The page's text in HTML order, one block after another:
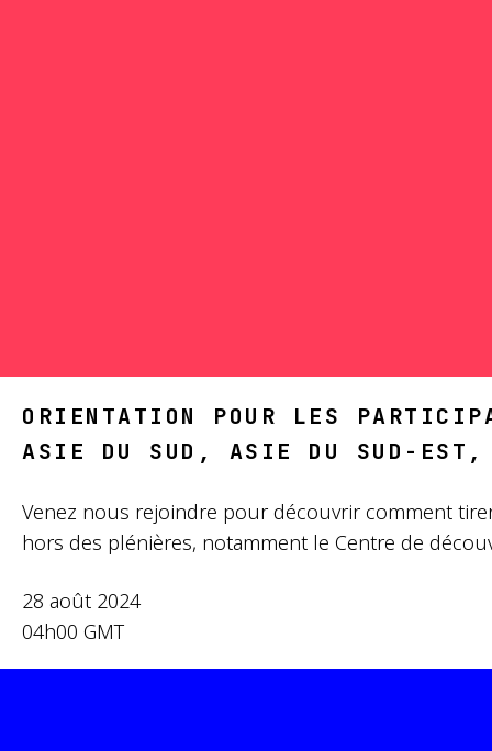
ORIENTATION POUR LES
ASIE DU SUD, ASIE DU SUD-EST,
Venez nous rejoindre pour découvrir comment
hors des plénières, notamment le Centre de
28 août 2024
04h00 GMT